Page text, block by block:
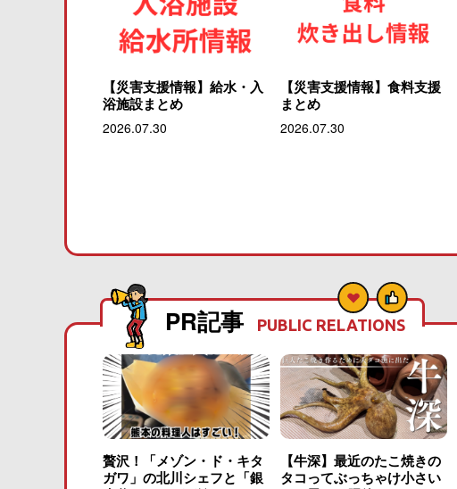
【災害支援情報】給水・入
浴施設まとめ
2026.07.30
【災害支援情報】食料支援
まとめ
2026.07.30
PR記事 PUBLIC RELATIONS
贅沢！「メゾン・ド・キタ
ガワ」の北川シェフと「銀
【牛深】最近のたこ焼きの
タコってぶっちゃけ小さい